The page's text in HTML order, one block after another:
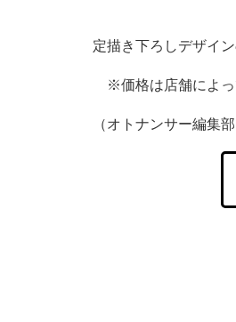
定描き下ろしデザイ
※価格は店舗によっ
（オトナンサー編集部